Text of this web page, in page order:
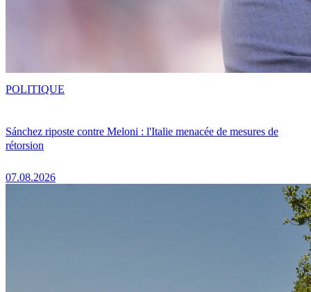
Sánchez riposte contre Meloni : l'Italie menacée de mesures de
rétorsion
07.08.2026
POLITIQUE